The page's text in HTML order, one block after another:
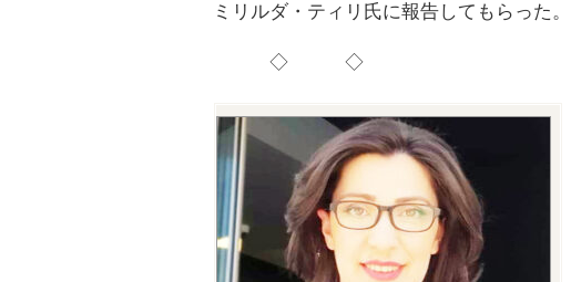
ミリルダ・ティリ氏に報告してもらった。
◇ ◇